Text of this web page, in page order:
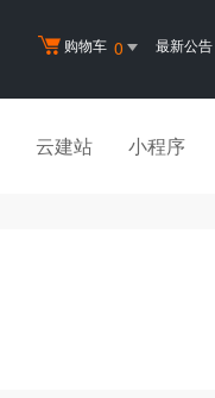
购物车 0 最新公告
云建站 小程序